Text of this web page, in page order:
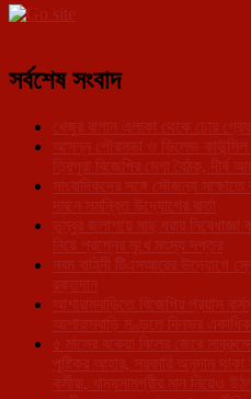
সর্বশেষ সংবাদ
খেজুর বাগান এলাকা থেকে চোর
আসন্ন পৌরসভা ও ভিলেজ কাউন্সিল
ত্রিপুরা বিজেপির মেগা বৈঠক, দীর্ঘ
সাংবাদিকদের সঙ্গে সৌজন্য
দমনে সমন্বিত উদ্যোগের বার্তা
ডুম্বুর জলাশয়ে মাছ ধরার
নিয়ে প্রশ্নের মুখে মৎস্য দপ্তর
নবম বাহিনী টিএসআরের উদ্যোগে
রক্তদান
আশারামবাড়িতে বিজেপির প্রয়াস
আশারামবাড়ি মণ্ডলে দিনভর একাধিক
৫ মাসের বকেয়া বিলের জেরে
পুষ্টিকর আহার, সরকারি অনুদান থাকা
কর্মীরা, খাদ্যসামগ্রীর মান নিয়েও